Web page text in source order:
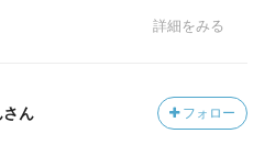
詳細をみる
さん フォロー